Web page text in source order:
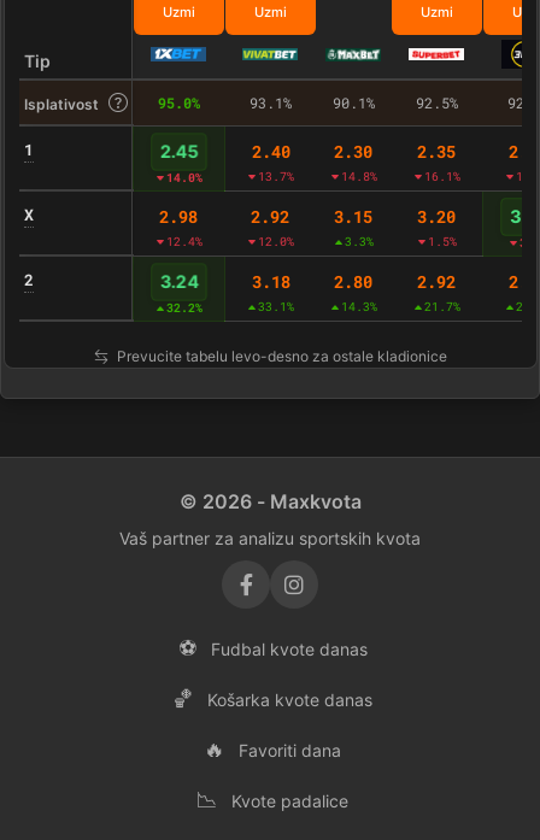
Tip
Uzmi Uzmi Uzmi
Isplativost 95.0% 93.1% 90.1% 92.5%
1 2.45
14.0%
2.40
13.7%
2.30
14.8%
2.35
16.1%
X 2.98
12.4%
2.92
12.0%
3.15
3.3%
3.20
1.5%
2 3.24
32.2%
3.18
33.1%
2.80
14.3%
2.92
21.7%
Prevucite tabelu levo-desno za ostale kladionice
© 2026 - Maxkvota
Vaš partner za analizu sportskih kvota
⚽ Fudbal kvote danas
🏀 Košarka kvote danas
🔥 Favoriti dana
📉 Kvote padalice